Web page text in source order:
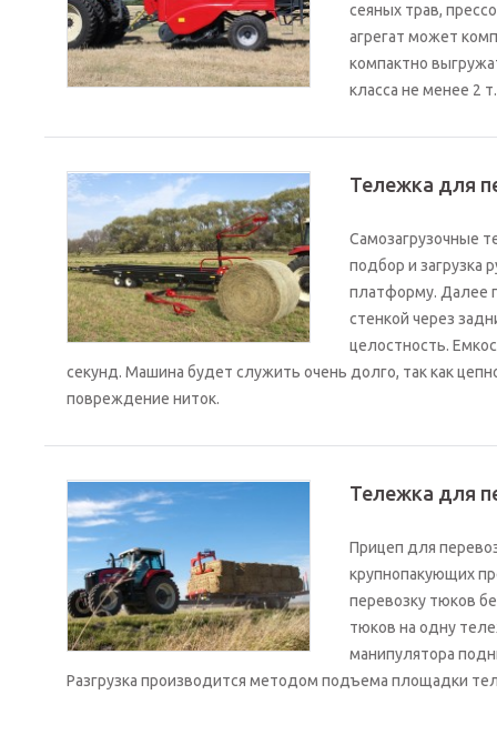
сеяных трав,
агрегат может
компактно
класса не менее 2
Тележка для
Самозагрузочные
подбор и загрузка
платформу. Далее
стенкой через
целостность.
секунд. Машина будет служить очень долго, так как
повреждение ниток.
Тележка для
Прицеп для
крупнопакующих
перевозку тюков
тюков на одну
манипулятора
Разгрузка производится методом подъема площадки